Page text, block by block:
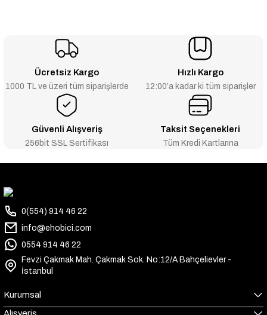
Ücretsiz Kargo
1000 TL ve üzeri tüm siparişlerde
Hızlı Kargo
12:00’a kadar ki tüm siparişler
Güvenli Alışveriş
256bit SSL Sertifikası
Taksit Seçenekleri
Tüm Kredi Kartlarına
0(554) 914 46 22
info@ehobici.com
0554 914 46 22
Fevzi Çakmak Mah. Çakmak Sok. No:12/A Bahçelievler -
İstanbul
Kurumsal